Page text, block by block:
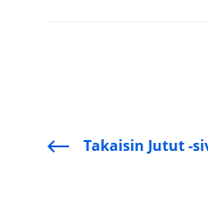
Takaisin Jutut -